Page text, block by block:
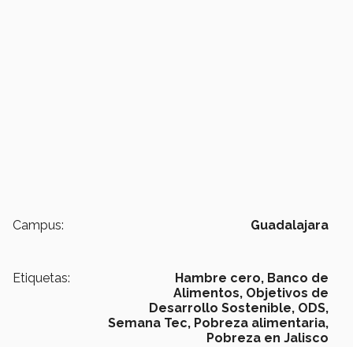
Campus: Guadalajara
Etiquetas: Hambre cero, Banco de
Alimentos, Objetivos de
Desarrollo Sostenible, ODS,
Semana Tec, Pobreza alimentaria,
Pobreza en Jalisco